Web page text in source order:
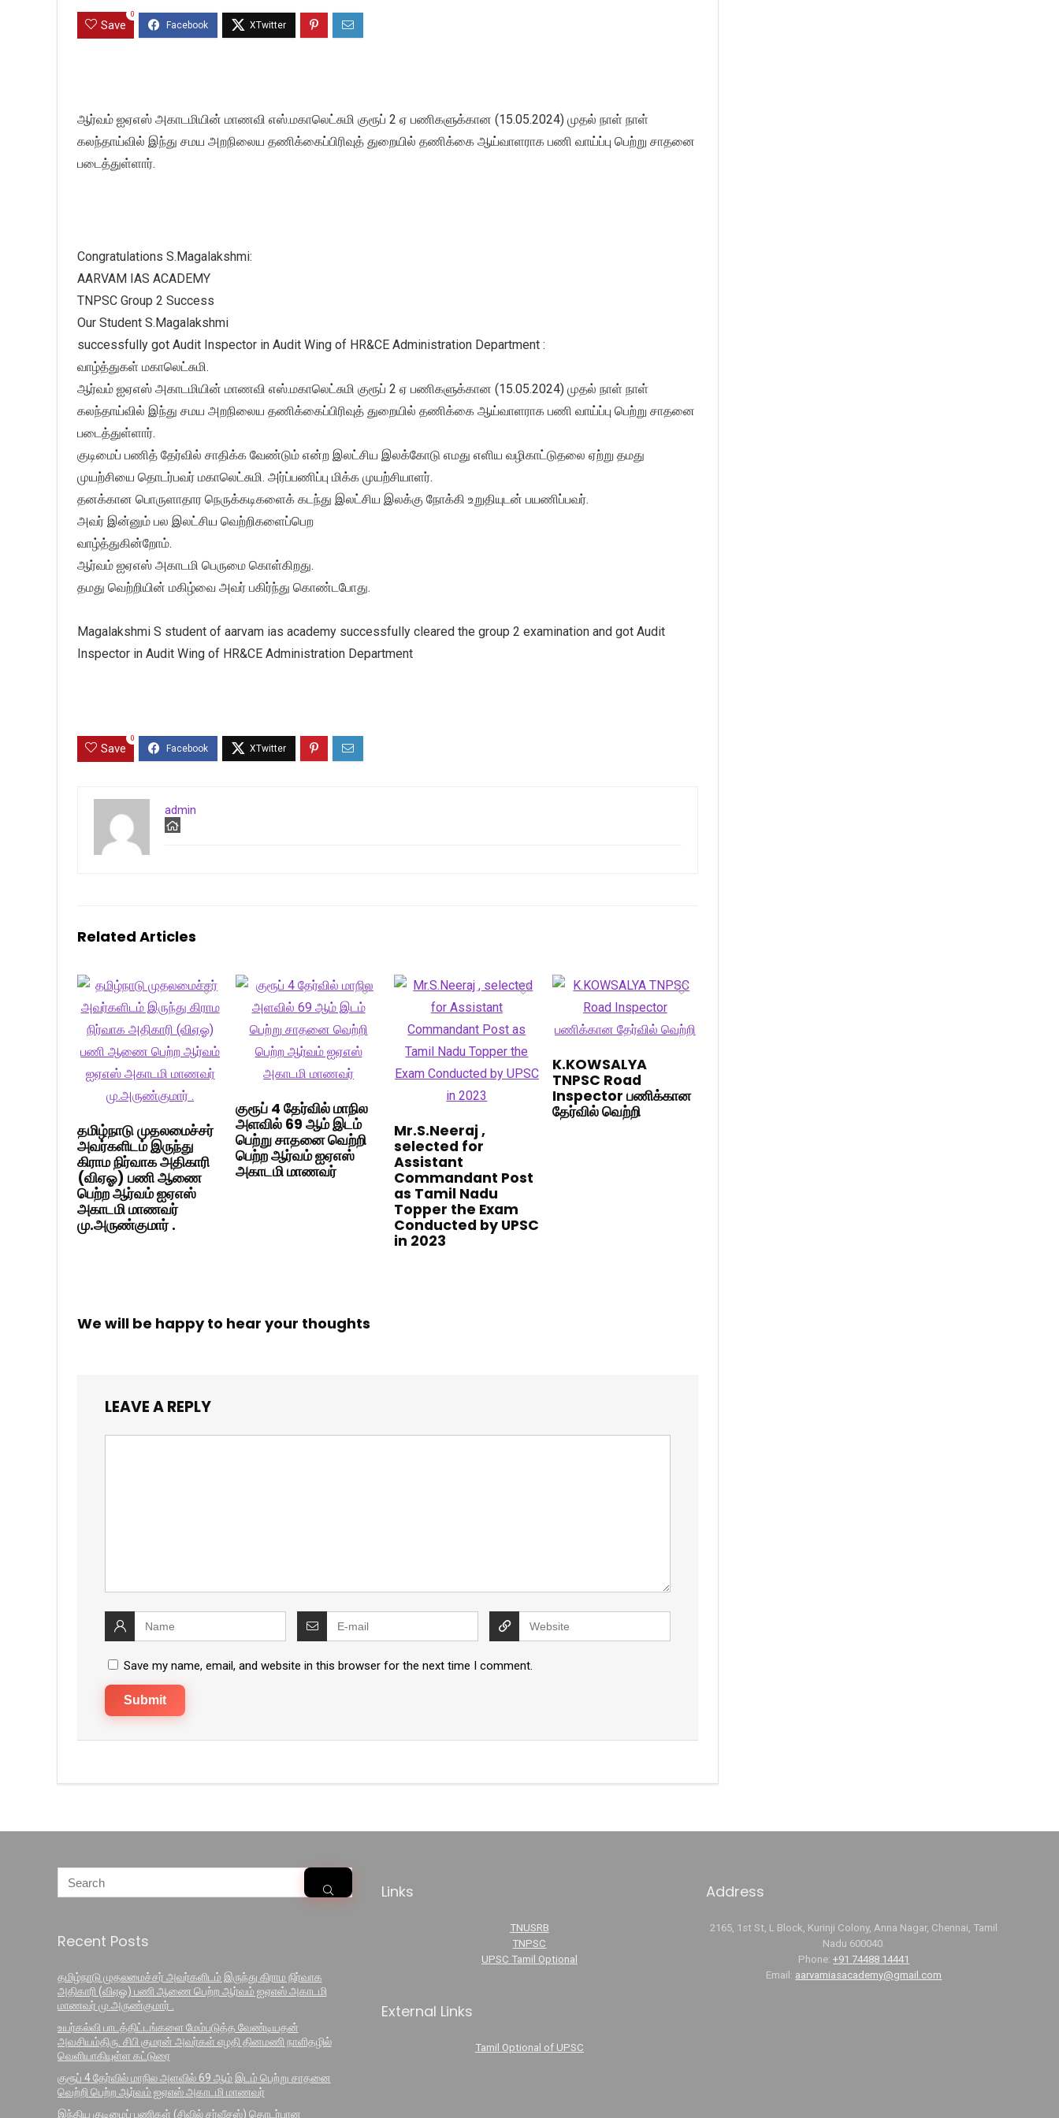
Save
0
ஆர்வம் ஐஏஎஸ் அகாடமியின் மாணவி எஸ்.மகாலெட்சுமி குரூப் 2 ஏ பணிகளுக்கான (15.05.2024) முதல் நாள் நாள்
கலந்தாய்வில் இந்து சமய அறநிலைய தணிக்கைப்பிரிவுத் துறையில் தணிக்கை ஆய்வாளராக பணி வாய்ப்பு பெற்று சாதனை
படைத்துள்ளார்.
Congratulations S.Magalakshmi:
AARVAM IAS ACADEMY
TNPSC Group 2 Success
Our Student S.Magalakshmi
successfully got Audit Inspector in Audit Wing of HR&CE Administration Department :
வாழ்த்துகள் மகாலெட்சுமி.
ஆர்வம் ஐஏஎஸ் அகாடமியின் மாணவி எஸ்.மகாலெட்சுமி குரூப் 2 ஏ பணிகளுக்கான (15.05.2024) முதல் நாள் நாள்
கலந்தாய்வில் இந்து சமய அறநிலைய தணிக்கைப்பிரிவுத் துறையில் தணிக்கை ஆய்வாளராக பணி வாய்ப்பு பெற்று சாதனை
படைத்துள்ளார்.
குடிமைப் பணித் தேர்வில் சாதிக்க வேண்டும் என்ற இலட்சிய இலக்கோடு எமது எளிய வழிகாட்டுதலை ஏற்று தமது
முயற்சியை தொடர்பவர் மகாலெட்சுமி. அர்ப்பணிப்பு மிக்க முயற்சியாளர்.
தனக்கான பொருளாதார நெருக்கடிகளைக் கடந்து இலட்சிய இலக்கு நோக்கி உறுதியுடன் பயணிப்பவர்.
அவர் இன்னும் பல இலட்சிய வெற்றிகளைப்பெற
வாழ்த்துகின்றோம்.
ஆர்வம் ஐஏஎஸ் அகாடமி பெருமை கொள்கிறது.
தமது வெற்றியின் மகிழ்வை அவர் பகிர்ந்து கொண்டபோது.
Magalakshmi S student of aarvam ias academy successfully cleared the group 2 examination and got Audit
Inspector in Audit Wing of HR&CE Administration Department
Save
0
admin
Related Articles
தமிழ்நாடு முதலமைச்சர்
அவர்களிடம் இருந்து
கிராம நிர்வாக அதிகாரி
(விஏஓ) பணி ஆணை
பெற்ற ஆர்வம் ஐஏஎஸ்
அகாடமி மாணவர்
மு.அருண்குமார் .
குரூப் 4 தேர்வில் மாநில
அளவில் 69 ஆம் இடம்
பெற்று சாதனை வெற்றி
பெற்ற ஆர்வம் ஐஏஎஸ்
அகாடமி மாணவர்
Mr.S.Neeraj ,
selected for
Assistant
Commandant Post
as Tamil Nadu
Topper the Exam
Conducted by UPSC
in 2023
K.KOWSALYA
TNPSC Road
Inspector பணிக்கான
தேர்வில் வெற்றி
We will be happy to hear your thoughts
LEAVE A REPLY
Save my name, email, and website in this browser for the next time I comment.
Recent Posts
தமிழ்நாடு முதலமைச்சர் அவர்களிடம் இருந்து கிராம நிர்வாக
அதிகாரி (விஏஓ) பணி ஆணை பெற்ற ஆர்வம் ஐஏஎஸ் அகாடமி
மாணவர் மு.அருண்குமார் .
உயர்கல்வி பாடத்திட்டங்களை மேம்படுத்த வேண்டியதன்
அவசியம்திரு. சிபி குமரன் அவர்கள் எழதி தினமணி நாளிதழில்
வெளியாகியுள்ள கட்டுரை
குரூப் 4 தேர்வில் மாநில அளவில் 69 ஆம் இடம் பெற்று சாதனை
வெற்றி பெற்ற ஆர்வம் ஐஏஎஸ் அகாடமி மாணவர்
இந்திய குடிமைப் பணிகள் (சிவில் சர்வீசஸ்) தொடர்பான
Links
TNUSRB
TNPSC
UPSC Tamil Optional
External Links
Tamil Optional of UPSC
Address
2165, 1st St, L Block, Kurinji Colony, Anna Nagar, Chennai, Tamil
Nadu 600040.
Phone:+91 74488 14441
Email: aarvamiasacademy@gmail.com